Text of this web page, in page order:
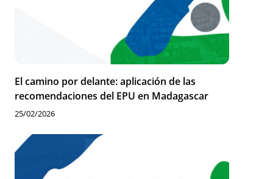
El camino por delante: aplicación de las
recomendaciones del EPU en Madagascar
25/02/2026